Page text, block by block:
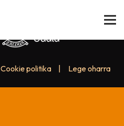
Cookie politika Lege oharra